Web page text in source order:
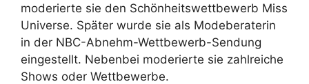
moderierte sie den Schönheitswettbewerb Miss
Universe. Später wurde sie als Modeberaterin
in der NBC-Abnehm-Wettbewerb-Sendung
eingestellt. Nebenbei moderierte sie zahlreiche
Shows oder Wettbewerbe.